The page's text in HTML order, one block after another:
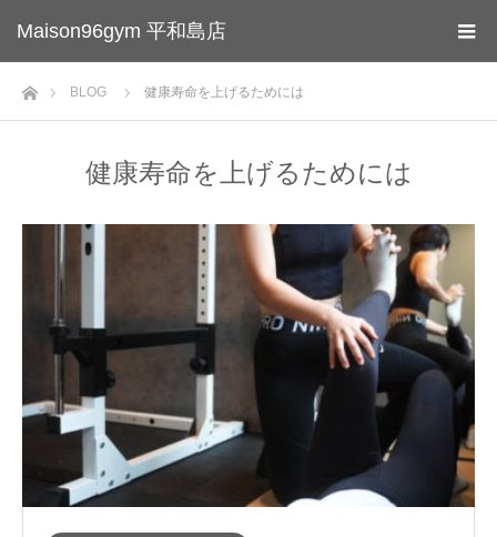
Maison96gym 平和島店
ホームBLOG 健康寿命を上げるためには
健康寿命を上げるためには